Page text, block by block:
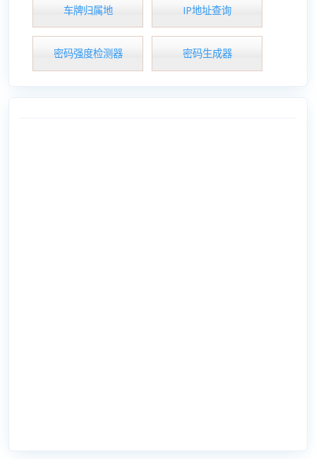
车牌归属地 IP地址查询
密码强度检测器 密码生成器